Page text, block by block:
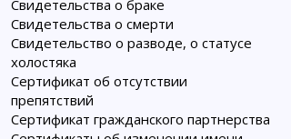
Свидетельства о браке
Свидетельства о смерти
Свидетельство о разводе, о статусе
холостяка
Сертификат об отсутствии
препятствий
Сертификат гражданского партнерства